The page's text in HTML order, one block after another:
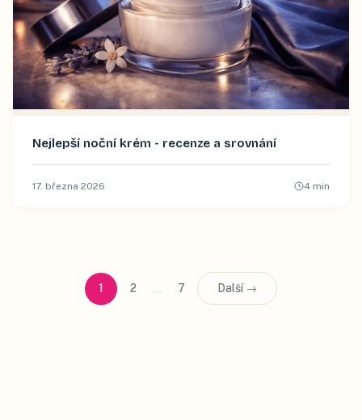
Nejlepší noční krém - recenze a srovnání
17. března 2026 4 min
1 2 … 7 Další →